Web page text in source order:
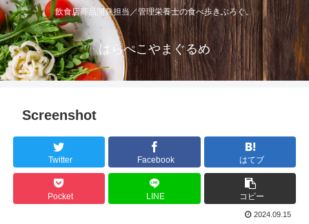
飲食店商品開発担当／管理栄養士の食べ歩きぶろぐ。
はらぺこやまぐるめ
Screenshot
Twitter Facebook はてブ
Pocket LINE コピー
2024.09.15